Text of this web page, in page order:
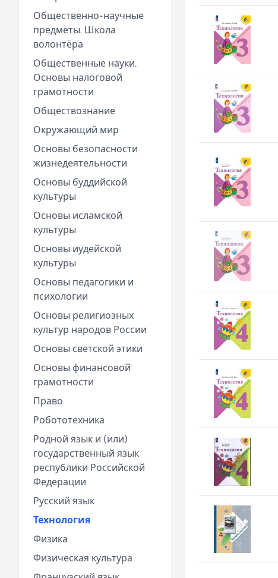
Общественно-научные
предметы. Школа
волонтёра
Общественные науки.
Основы налоговой
грамотности
Обществознание
Окружающий мир
Основы безопасности
жизнедеятельности
Основы буддийской
культуры
Основы исламской
культуры
Основы иудейской
культуры
Основы педагогики и
психологии
Основы религиозных
культур народов России
Основы светской этики
Основы финансовой
грамотности
Право
Робототехника
Родной язык и (или)
государственный язык
республики Российской
Федерации
Русский язык
Технология
Физика
Физическая культура